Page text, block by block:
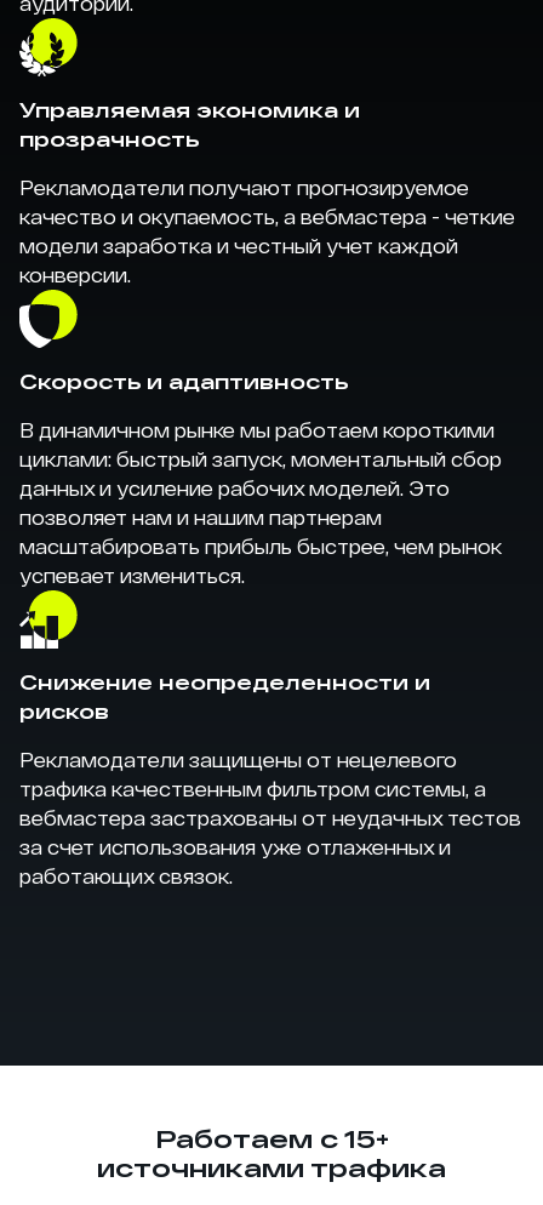
Управляемая экономика и
прозрачность
Рекламодатели получают прогнозируемое
качество и окупаемость, а вебмастера - четкие
модели заработка и честный учет каждой
конверсии.
Скорость и адаптивность
В динамичном рынке мы работаем короткими
циклами: быстрый запуск, моментальный сбор
данных и усиление рабочих моделей. Это
позволяет нам и нашим партнерам
масштабировать прибыль быстрее, чем рынок
успевает измениться.
Снижение неопределенности и
рисков
Рекламодатели защищены от нецелевого
трафика качественным фильтром системы, а
вебмастера застрахованы от неудачных тестов
за счет использования уже отлаженных и
работающих связок.
Работаем с 15+
источниками трафика